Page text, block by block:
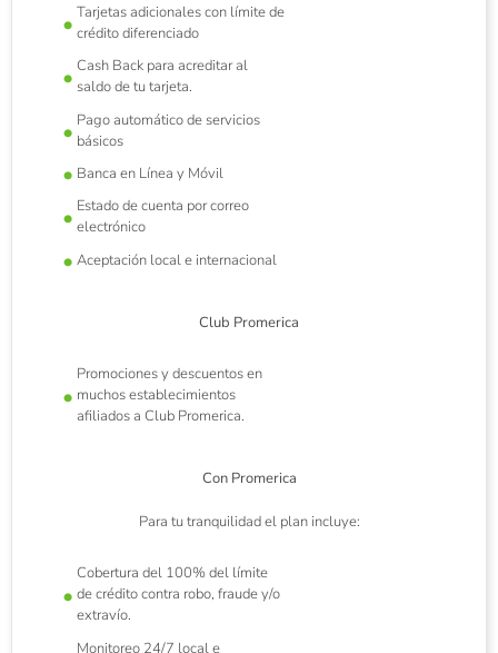
Tarjetas adicionales con límite de
crédito diferenciado
Cash Back para acreditar al
saldo de tu tarjeta.
Pago automático de servicios
básicos
Banca en Línea y Móvil
Estado de cuenta por correo
electrónico
Aceptación local e internacional
Club Promerica
Promociones y descuentos en
muchos establecimientos
afiliados a Club Promerica.
Con Promerica
Para tu tranquilidad el plan incluye:
Cobertura del 100% del límite
de crédito contra robo, fraude y/o
extravío.
Monitoreo 24/7 local e